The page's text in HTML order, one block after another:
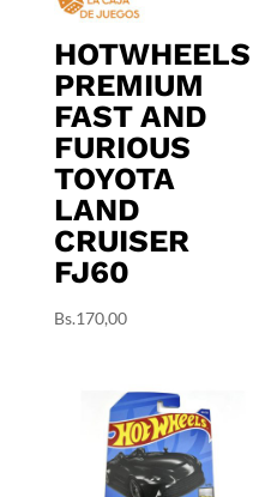
HOTWHEELS
PREMIUM
FAST AND
FURIOUS
TOYOTA
LAND
CRUISER
FJ60
Bs.170,00